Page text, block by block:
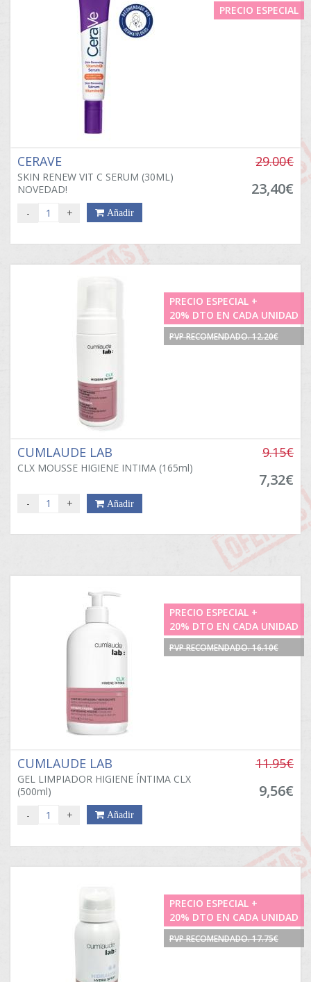
PRECIO ESPECIAL
CERAVE
SKIN RENEW VIT C SERUM (30ML)
NOVEDAD!
29.00€
23,40€
- + Añadir
PRECIO ESPECIAL +
20% DTO EN CADA UNIDAD
PVP RECOMENDADO. 12.20€
CUMLAUDE LAB
CLX MOUSSE HIGIENE INTIMA (165ml)
9.15€
7,32€
- + Añadir
PRECIO ESPECIAL +
20% DTO EN CADA UNIDAD
PVP RECOMENDADO. 16.10€
CUMLAUDE LAB
GEL LIMPIADOR HIGIENE ÍNTIMA CLX
(500ml)
11.95€
9,56€
- + Añadir
PRECIO ESPECIAL +
20% DTO EN CADA UNIDAD
PVP RECOMENDADO. 17.75€